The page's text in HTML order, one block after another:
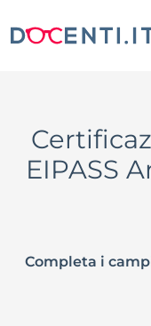
EIPASS
Completa i